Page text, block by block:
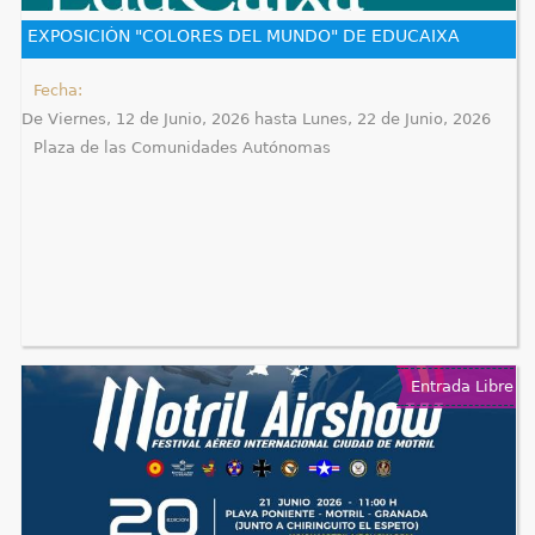
e
t
t
EXPOSICIÓN "COLORES DEL MUNDO" DE EDUCAIXA
Fecha:
De Viernes, 12 de Junio, 2026hasta Lunes, 22 de Junio, 2026
Plaza de las Comunidades Autónomas
Entrada Libre